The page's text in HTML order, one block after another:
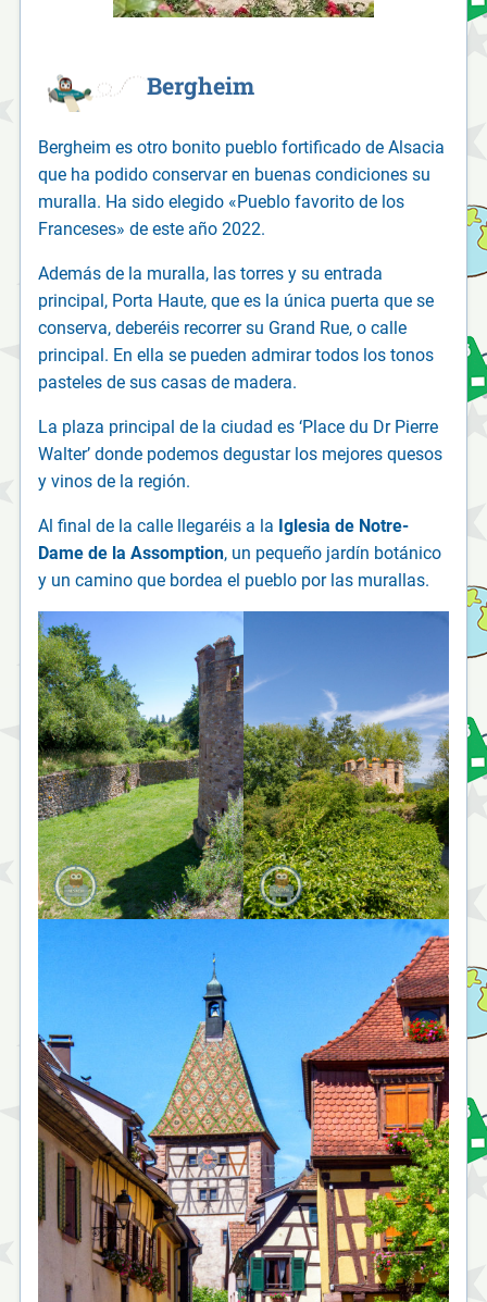
Bergheim
Bergheim es otro bonito pueblo fortificado de Alsacia
que ha podido conservar en buenas condiciones su
muralla. Ha sido elegido «Pueblo favorito de los
Franceses» de este año 2022.
Además de la muralla, las torres y su entrada
principal, Porta Haute, que es la única puerta que se
conserva, deberéis recorrer su Grand Rue, o calle
principal. En ella se pueden admirar todos los tonos
pasteles de sus casas de madera.
La plaza principal de la ciudad es ‘Place du Dr Pierre
Walter’ donde podemos degustar los mejores quesos
y vinos de la región.
Al final de la calle llegaréis a la Iglesia de Notre-
Dame de la Assomption, un pequeño jardín botánico
y un camino que bordea el pueblo por las murallas.